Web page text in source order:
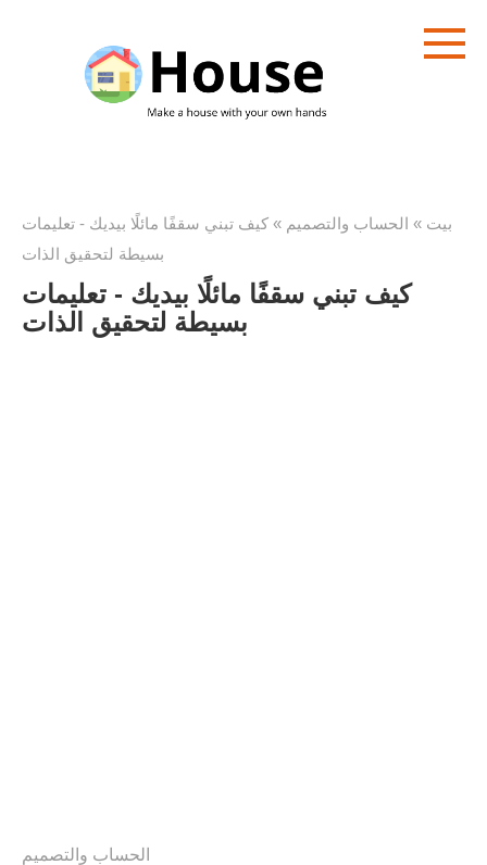
بيت » الحساب والتصميم » كيف تبني سقفًا مائلًا بيديك - تعليمات
بسيطة لتحقيق الذات
كيف تبني سقفًا مائلًا بيديك - تعليمات
بسيطة لتحقيق الذات
الحساب والتصميم